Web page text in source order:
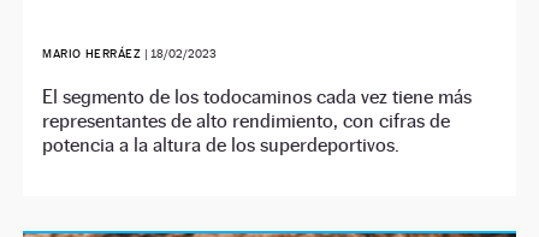
MARIO HERRÁEZ | 18/02/2023
El segmento de los todocaminos cada vez tiene más
representantes de alto rendimiento, con cifras de
potencia a la altura de los superdeportivos.